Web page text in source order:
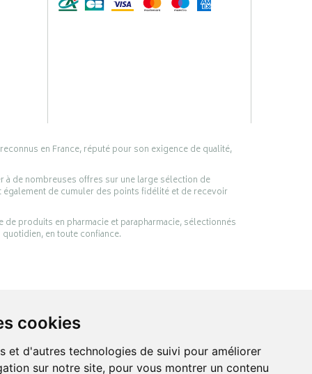
cookies
et d'autres technologies de suivi pour améliorer
sur notre site, pour vous montrer un contenu
en France, réputé pour son exigence de qualité,
à de nombreuses offres sur une large sélection de
de cumuler des points fidélité et de recevoir
produits en pharmacie et parapharmacie, sélectionnés
en toute confiance.